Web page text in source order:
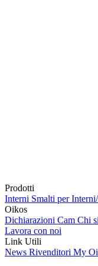
Prodotti
Interni Smalti per
Oikos
Dichiarazioni Cam Chi
Lavora con noi
Link Utili
News Rivenditori My